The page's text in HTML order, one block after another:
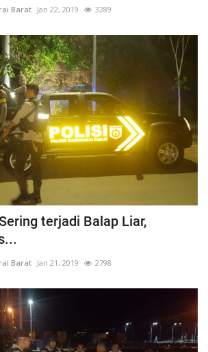
Barat Jan 22, 2019 3289
terjadi Balap Liar,
Barat Jan 21, 2019 2798